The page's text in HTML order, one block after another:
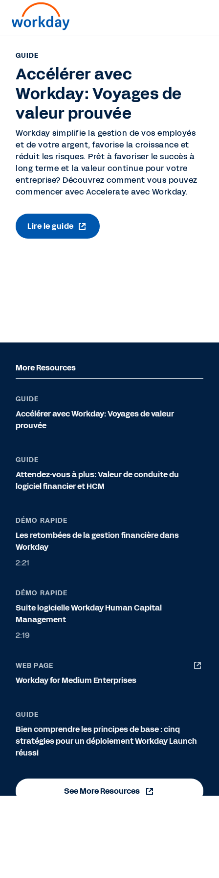
GUIDE
Accélérer avec
Workday: Voyages de
valeur prouvée
Workday simplifie la gestion de vos employés
et de votre argent, favorise la croissance et
réduit les risques. Prêt à favoriser le succès à
long terme et la valeur continue pour votre
entreprise? Découvrez comment vous pouvez
commencer avec Accelerate avec Workday.
Lire le guide
More Resources
GUIDE
Accélérer avec Workday: Voyages de valeur
prouvée
GUIDE
Attendez-vous à plus: Valeur de conduite du
logiciel financier et HCM
DÉMO RAPIDE
Les retombées de la gestion financière dans
Workday
2:21
DÉMO RAPIDE
Suite logicielle Workday Human Capital
Management
2:19
WEB PAGE
Workday for Medium Enterprises
GUIDE
Bien comprendre les principes de base : cinq
stratégies pour un déploiement Workday Launch
réussi
See More Resources